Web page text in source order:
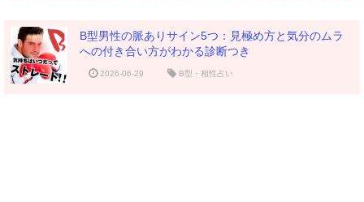
B型男性の脈ありサイン5つ：見極め方と気分のムラ
への付き合い方がわかる診断つき
2026-06-29 B型・相性占い